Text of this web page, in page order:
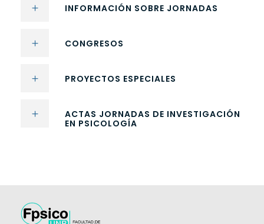
INFORMACIÓN SOBRE JORNADAS
CONGRESOS
PROYECTOS ESPECIALES
ACTAS JORNADAS DE INVESTIGACIÓN
EN PSICOLOGÍA